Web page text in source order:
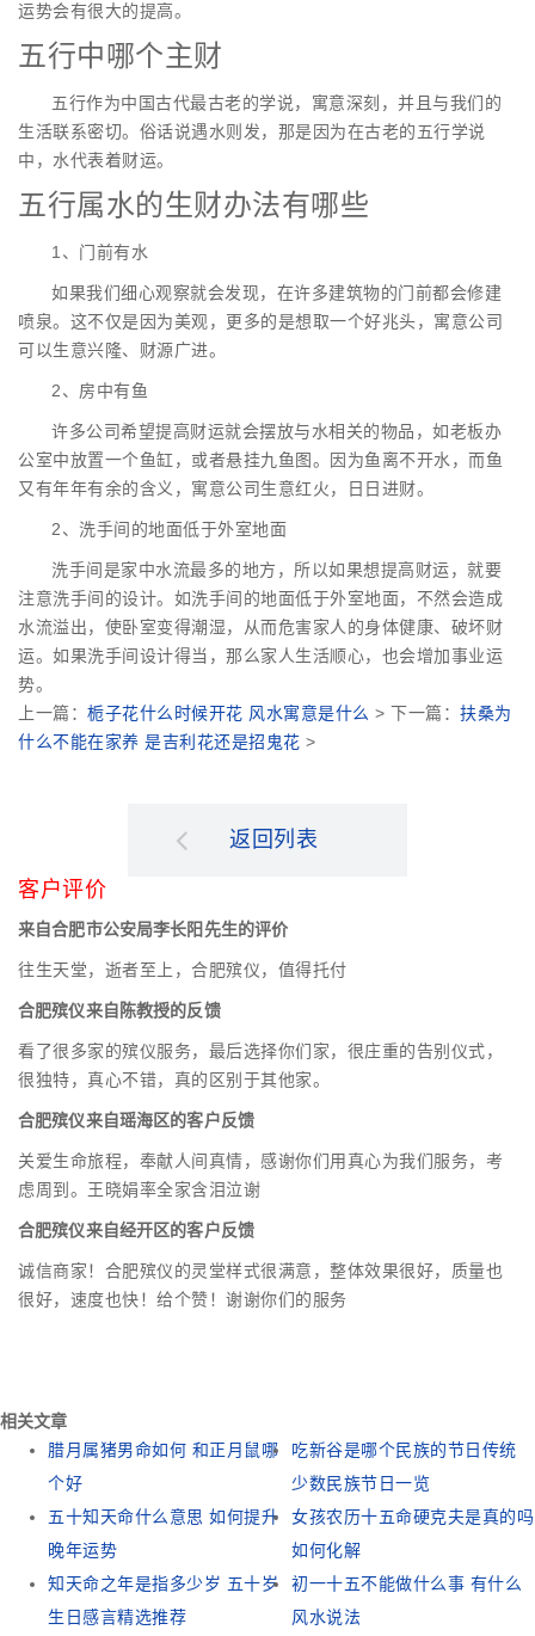
运势会有很大的提高。
五行中哪个主财
五行作为中国古代最古老的学说，寓意深刻，并且与我们的
生活联系密切。俗话说遇水则发，那是因为在古老的五行学说
中，水代表着财运。
五行属水的生财办法有哪些
1、门前有水
如果我们细心观察就会发现，在许多建筑物的门前都会修建
喷泉。这不仅是因为美观，更多的是想取一个好兆头，寓意公司
可以生意兴隆、财源广进。
2、房中有鱼
许多公司希望提高财运就会摆放与水相关的物品，如老板办
公室中放置一个鱼缸，或者悬挂九鱼图。因为鱼离不开水，而鱼
又有年年有余的含义，寓意公司生意红火，日日进财。
2、洗手间的地面低于外室地面
洗手间是家中水流最多的地方，所以如果想提高财运，就要
注意洗手间的设计。如洗手间的地面低于外室地面，不然会造成
水流溢出，使卧室变得潮湿，从而危害家人的身体健康、破坏财
运。如果洗手间设计得当，那么家人生活顺心，也会增加事业运
势。
上一篇： 栀子花什么时候开花 风水寓意是什么 > 下一篇： 扶桑为
什么不能在家养 是吉利花还是招鬼花 >
返回列表
客户评价
来自合肥市公安局李长阳先生的评价
往生天堂，逝者至上，合肥殡仪，值得托付
合肥殡仪来自陈教授的反馈
看了很多家的殡仪服务，最后选择你们家，很庄重的告别仪式，
很独特，真心不错，真的区别于其他家。
合肥殡仪来自瑶海区的客户反馈
关爱生命旅程，奉献人间真情，感谢你们用真心为我们服务，考
虑周到。王晓娟率全家含泪泣谢
合肥殡仪来自经开区的客户反馈
诚信商家！合肥殡仪的灵堂样式很满意，整体效果很好，质量也
很好，速度也快！给个赞！谢谢你们的服务
相关文章
腊月属猪男命如何 和正月鼠哪
个好
吃新谷是哪个民族的节日传统
少数民族节日一览
五十知天命什么意思 如何提升
晚年运势
女孩农历十五命硬克夫是真的吗
如何化解
知天命之年是指多少岁 五十岁
生日感言精选推荐
初一十五不能做什么事 有什么
风水说法